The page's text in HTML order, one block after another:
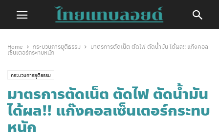
Home กระบวนการยุติธรรม
มาตรการตัดเน็ต ตัดไฟ ตัดน้ำมัน ได้ผล!! แก๊งคอล
เซ็นเตอร์กระทบหนัก
กระบวนการยุติธรรม
มาตรการตัดเน็ต ตัดไฟ ตัดน้ำมัน
ได้ผล!! แก๊งคอลเซ็นเตอร์กระทบ
หนัก